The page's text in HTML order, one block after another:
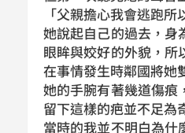
「父親擔心我會逃跑所
她說起自己的過去，身
眼眸與姣好的外貌，
在事情發生時鄰國將她
她的手腕有著幾道傷痕
留下這樣的疤並不足為
當時的我並不明白為